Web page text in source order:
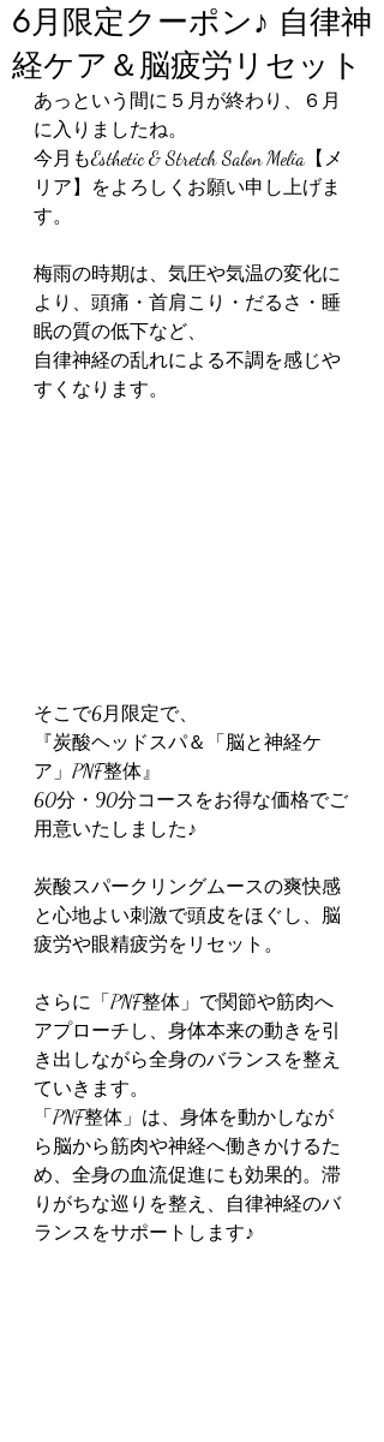
6月限定クーポン♪ 自律神
経ケア＆脳疲労リセット
あっという間に５月が終わり、６月
に入りましたね。
今月もEsthetic & Stretch Salon Melia【メ
リア】をよろしくお願い申し上げま
す。
梅雨の時期は、気圧や気温の変化に
より、頭痛・首肩こり・だるさ・睡
眠の質の低下など、
自律神経の乱れによる不調を感じや
すくなります。
そこで6月限定で、
『炭酸ヘッドスパ＆「脳と神経ケ
ア」PNF整体』
60分・90分コースをお得な価格でご
用意いたしました♪
炭酸スパークリングムースの爽快感
と心地よい刺激で頭皮をほぐし、脳
疲労や眼精疲労をリセット。
さらに「PNF整体」で関節や筋肉へ
アプローチし、身体本来の動きを引
き出しながら全身のバランスを整え
ていきます。
「PNF整体」は、身体を動かしなが
ら脳から筋肉や神経へ働きかけるた
め、全身の血流促進にも効果的。滞
りがちな巡りを整え、自律神経のバ
ランスをサポートします♪